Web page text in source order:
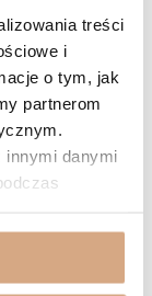
treści
i
o tym, jak
partnerom
innymi danymi
listonoszki, które
brązu